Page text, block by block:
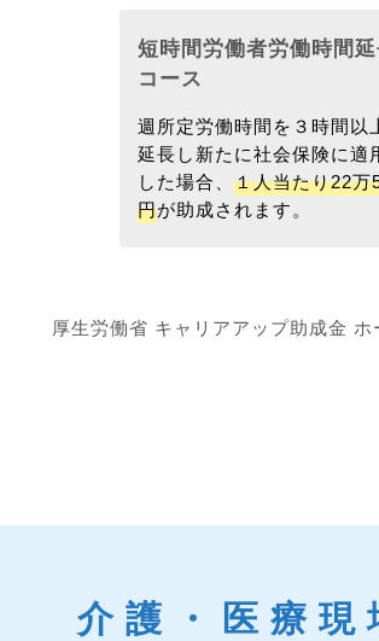
短時間労働者労働時間
コース
週所定労働時間を３時間以
延長し新たに社会保険に適
した場合、 １人当たり22万
円が助成されます。
厚生労働省 キャリアアップ助成金 ホ
介護・医療現